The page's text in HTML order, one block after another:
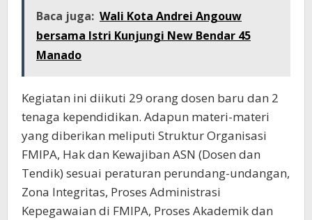
Baca juga: Wali Kota Andrei Angouw
bersama Istri Kunjungi New Bendar 45
Manado
Kegiatan ini diikuti 29 orang dosen baru dan 2
tenaga kependidikan. Adapun materi-materi
yang diberikan meliputi Struktur Organisasi
FMIPA, Hak dan Kewajiban ASN (Dosen dan
Tendik) sesuai peraturan perundang-undangan,
Zona Integritas, Proses Administrasi
Kepegawaian di FMIPA, Proses Akademik dan